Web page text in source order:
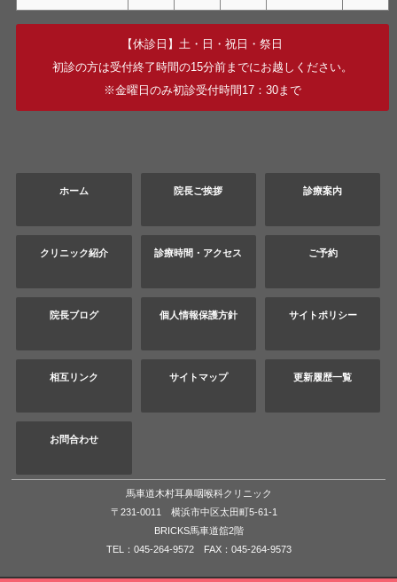
【休診日】土・日・祝日・祭日
初診の方は受付終了時間の15分前までにお越しください。
※金曜日のみ初診受付時間17：30まで
ホーム 院長ご挨拶 診療案内
クリニック紹介 診療時間・アクセス ご予約
院長ブログ 個人情報保護方針 サイトポリシー
相互リンク サイトマップ 更新履歴一覧
お問合わせ
馬車道木村耳鼻咽喉科クリニック
〒231-0011 横浜市中区太田町5-61-1
BRICKS馬車道舘2階
TEL：045-264-9572 FAX：045-264-9573